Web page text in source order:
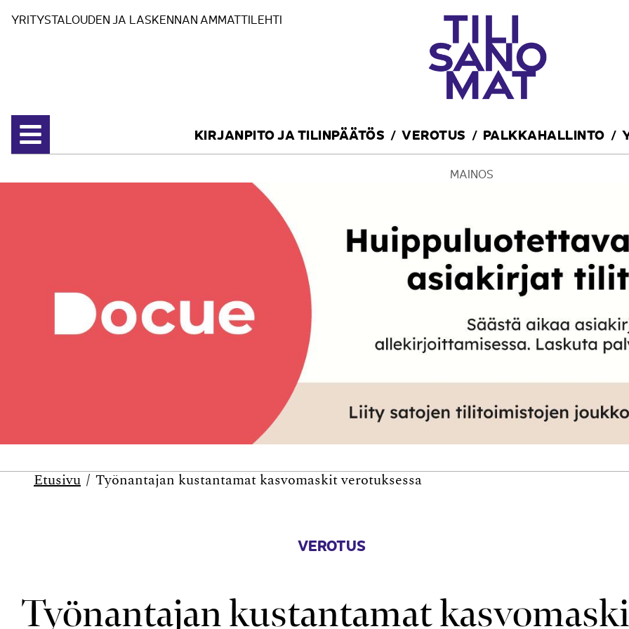
YRITYSTALOUDEN JA LASKENNAN AMMATTILEHTI
Avaa valikko
KIRJANPITO JA TILINPÄÄTÖS VEROTUS PALKKAHALLINTO
MAINOS
Etusivu Työnantajan kustantamat kasvomaskit verotuksessa
VEROTUS
Työnantajan kustantamat